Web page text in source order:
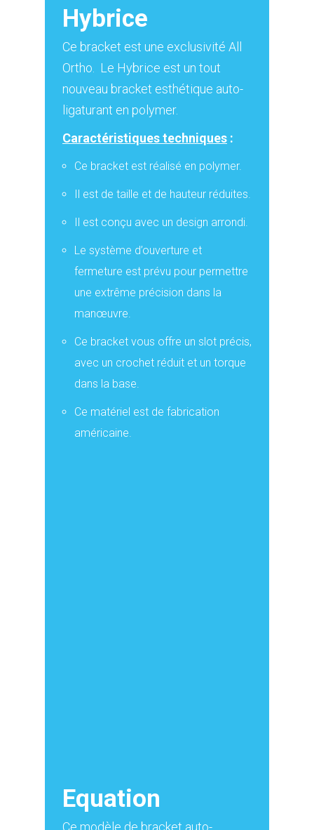
Hybrice
Ce bracket est une exclusivité All
Ortho. Le Hybrice est un tout
nouveau bracket esthétique auto-
ligaturant en polymer.
Caractéristiques techniques :
Ce bracket est réalisé en polymer.
Il est de taille et de hauteur réduites.
Il est conçu avec un design arrondi.
Le système d’ouverture et
fermeture est prévu pour permettre
une extrême précision dans la
manœuvre.
Ce bracket vous offre un slot précis,
avec un crochet réduit et un torque
dans la base.
Ce matériel est de fabrication
américaine.
Equation
Ce modèle de bracket auto-